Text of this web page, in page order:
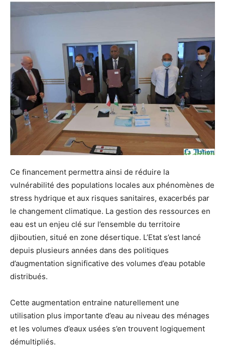
Ce financement permettra ainsi de réduire la
vulnérabilité des populations locales aux phénomènes de
stress hydrique et aux risques sanitaires, exacerbés par
le changement climatique. La gestion des ressources en
eau est un enjeu clé sur l’ensemble du territoire
djiboutien, situé en zone désertique. L’Etat s’est lancé
depuis plusieurs années dans des politiques
d’augmentation significative des volumes d’eau potable
distribués.
Cette augmentation entraine naturellement une
utilisation plus importante d’eau au niveau des ménages
et les volumes d’eaux usées s’en trouvent logiquement
démultipliés.